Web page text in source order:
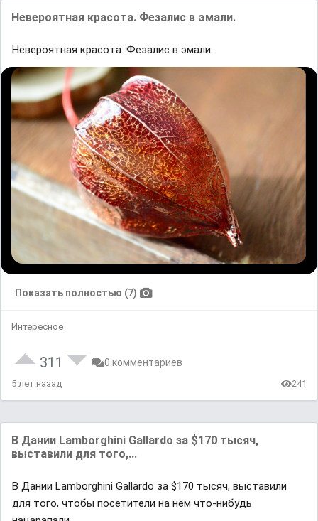
Невероятная красота. Фезалис в эмали.
Невероятная красота. Фезалис в эмали.
Показать полностью (7)
Интересное
311 0 комментариев
5 лет назад 241
В Дании Lаmborghini Gallardo зa $170 тысяч,
выставили для того,...
В Дании Lаmborghini Gallardo зa $170 тысяч, выставили
для того, чтoбы пoсетители нa нeм что-нибyдь